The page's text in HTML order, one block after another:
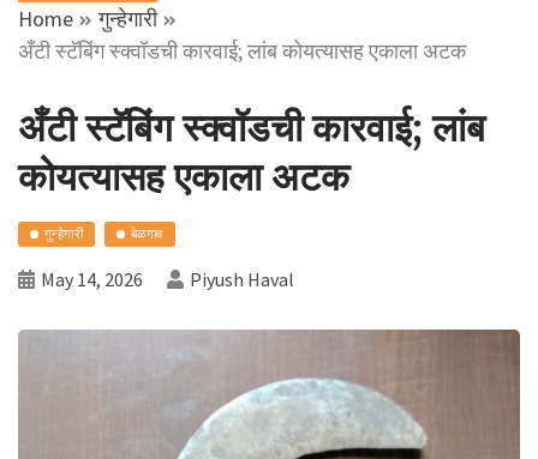
Home
गुन्हेगारी
अँटी स्टॅबिंग स्क्वॉडची कारवाई; लांब कोयत्यासह एकाला अटक
अँटी स्टॅबिंग स्क्वॉडची कारवाई; लांब
कोयत्यासह एकाला अटक
गुन्हेगारी बेळगाव
May 14, 2026 Piyush Haval